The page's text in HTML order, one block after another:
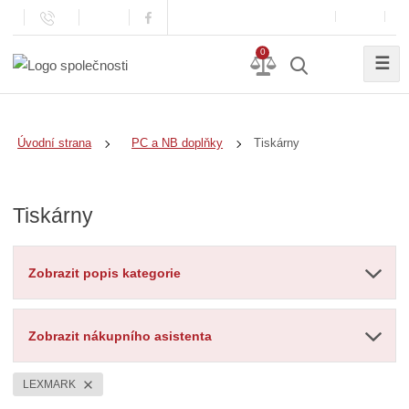
0
☰
Úvodní strana PC a NB doplňky Tiskárny
Tiskárny
Zobrazit popis kategorie
Zobrazit nákupního asistenta
LEXMARK